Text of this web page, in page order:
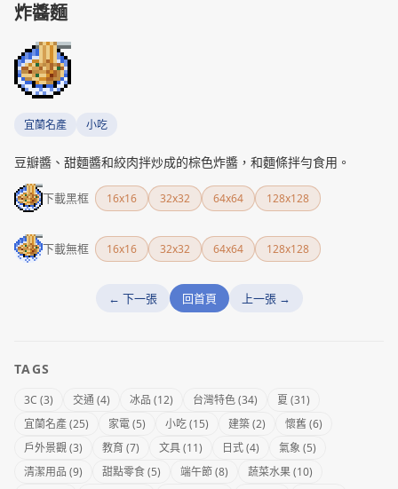
炸醬麵
宜蘭名產 小吃
豆瓣醬、甜麵醬和絞肉拌炒成的棕色炸醬，和麵條拌勻食用。
下載黑框 16x16 32x32 64x64 128x128
下載無框 16x16 32x32 64x64 128x128
← 下一張 回首頁 上一張 →
TAGS
3C (3) 交通 (4) 冰品 (12) 台灣特色 (34)
夏 (31)
宜蘭名產 (25)
家電 (5) 小吃 (15) 建築 (2)
懷舊 (6)
戶外景觀 (3)
教育 (7) 文具 (11) 日式 (4)
氣象 (5)
清潔用品 (9)
甜點零食 (5) 端午節 (8)
蔬菜水果 (10)